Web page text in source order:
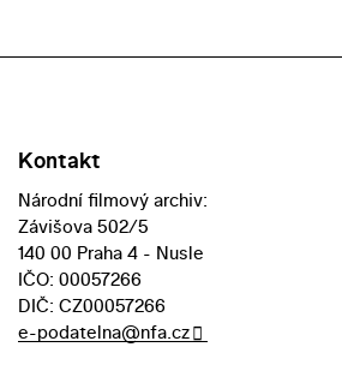
Kontakt
Národní filmový archiv:
Závišova 502/5
140 00 Praha 4 - Nusle
IČO: 00057266
DIČ: CZ00057266
e-podatelna@nfa.cz